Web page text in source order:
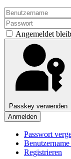
Angemeldet
Passkey verwenden
Anmelden
Passwort
Benutzername
Registrieren